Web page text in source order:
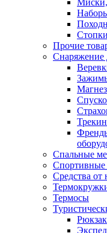
Миски,
Прочие
Снаряжение
Спальные
Спортивные
Средства от
Термосы